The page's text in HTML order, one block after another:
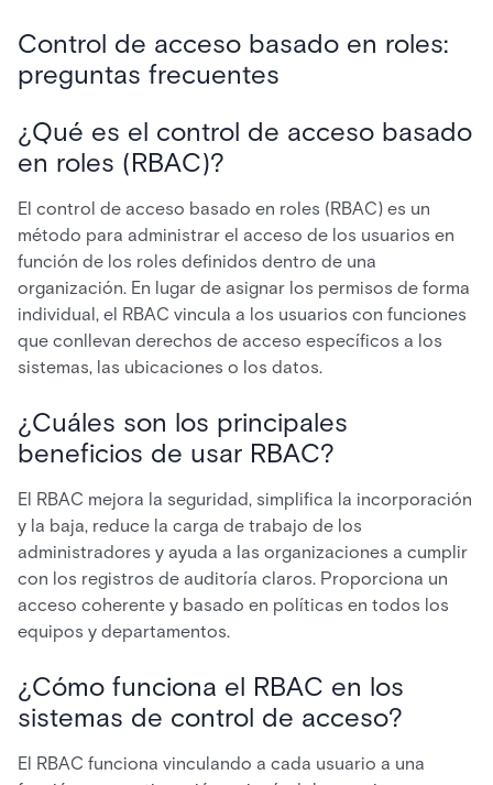
Control de acceso basado en roles:
preguntas frecuentes
¿Qué es el control de acceso basado
en roles (RBAC)?
El control de acceso basado en roles (RBAC) es un
método para administrar el acceso de los usuarios en
función de los roles definidos dentro de una
organización. En lugar de asignar los permisos de forma
individual, el RBAC vincula a los usuarios con funciones
que conllevan derechos de acceso específicos a los
sistemas, las ubicaciones o los datos.
¿Cuáles son los principales
beneficios de usar RBAC?
El RBAC mejora la seguridad, simplifica la incorporación
y la baja, reduce la carga de trabajo de los
administradores y ayuda a las organizaciones a cumplir
con los registros de auditoría claros. Proporciona un
acceso coherente y basado en políticas en todos los
equipos y departamentos.
¿Cómo funciona el RBAC en los
sistemas de control de acceso?
El RBAC funciona vinculando a cada usuario a una